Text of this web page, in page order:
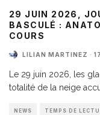
29 JUIN 2026,
BASCULÉ :
COURS
LILIAN MARTINEZ ·
Le 29 juin 2026, les
totalité de la neige
NEWS TEMPS DE